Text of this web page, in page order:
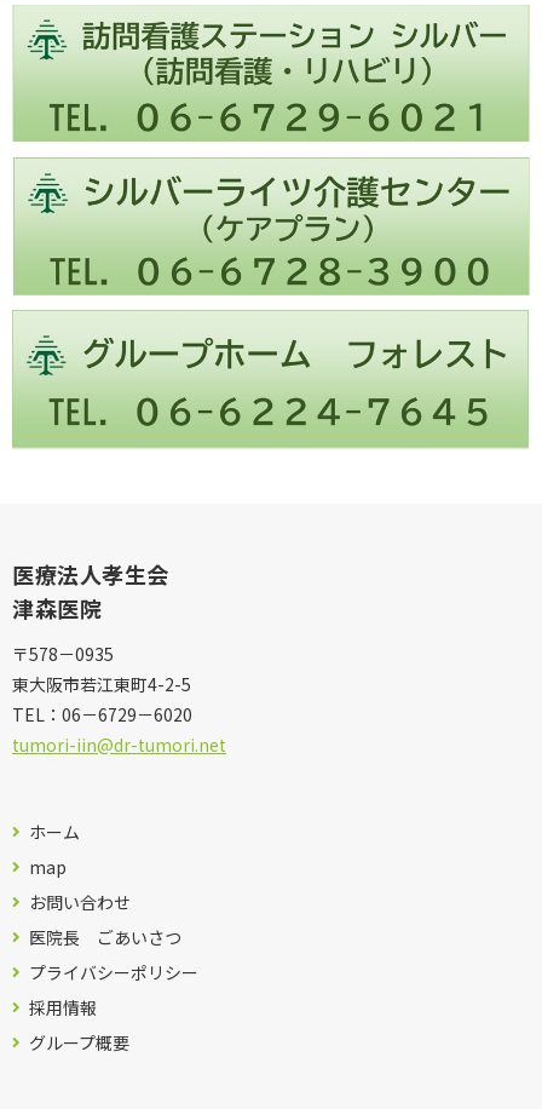
医療法人孝生会
津森医院
〒578－0935
東大阪市若江東町4-2-5
TEL： 06－6729－6020
tumori-iin@dr-tumori.net
ホーム
map
お問い合わせ
医院長 ごあいさつ
プライバシーポリシー
採用情報
グループ概要